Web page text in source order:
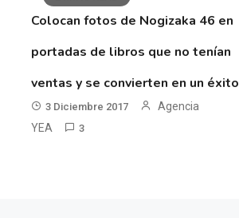
Colocan fotos de Nogizaka 46 en
portadas de libros que no tenían
ventas y se convierten en un éxito
3 Diciembre 2017
Agencia
YEA
3